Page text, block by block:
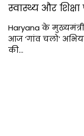
स्वास्थ्य और
Haryana के
आज ‘गांव चलो’
की…